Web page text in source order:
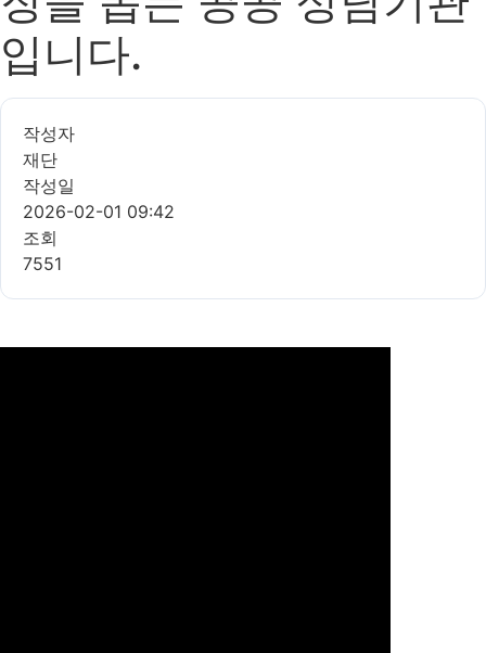
입니다.
작성자
재단
작성일
2026-02-01 09:42
조회
7551